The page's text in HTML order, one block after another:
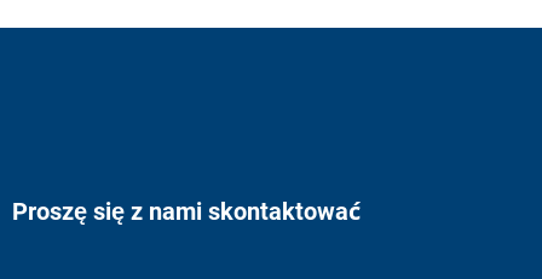
Proszę się z nami skontaktować